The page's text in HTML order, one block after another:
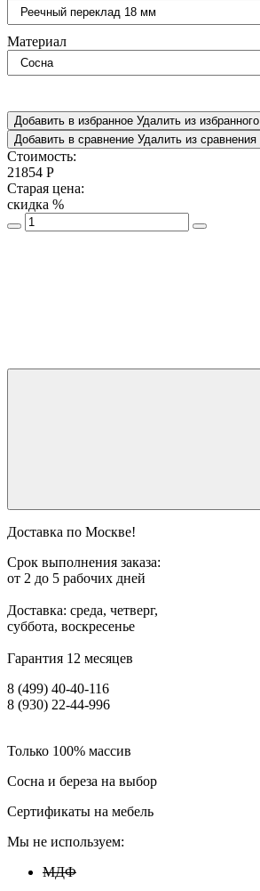
Материал
Добавить в избранное Удалить из избранного
Добавить в сравнение Удалить из сравнения
Стоимость:
21854 Р
Старая цена:
скидка %
Доставка по Москве!
Срок выполнения заказа:
от 2 до 5 рабочих дней
Доставка: среда, четверг,
суббота, воскресенье
Гарантия 12 месяцев
8 (499) 40-40-116
8 (930) 22-44-996
Только 100% массив
Сосна и береза на выбор
Сертификаты на мебель
Мы не используем:
МДФ